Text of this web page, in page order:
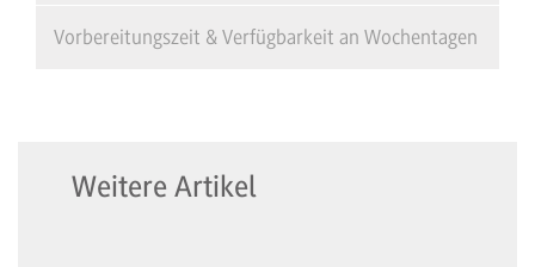
Vorbereitungszeit & Verfügbarkeit an Wochentagen
Weitere Artikel